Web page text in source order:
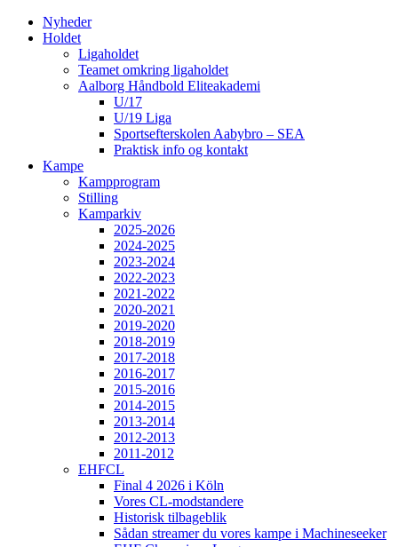
Nyheder
Holdet
Ligaholdet
Teamet omkring ligaholdet
Aalborg Håndbold Eliteakademi
U/17
U/19 Liga
Sportsefterskolen Aabybro – SEA
Praktisk info og kontakt
Kampe
Kampprogram
Stilling
Kamparkiv
2025-2026
2024-2025
2023-2024
2022-2023
2021-2022
2020-2021
2019-2020
2018-2019
2017-2018
2016-2017
2015-2016
2014-2015
2013-2014
2012-2013
2011-2012
EHFCL
Final 4 2026 i Köln
Vores CL-modstandere
Historisk tilbageblik
Sådan streamer du vores kampe i Machineseeker